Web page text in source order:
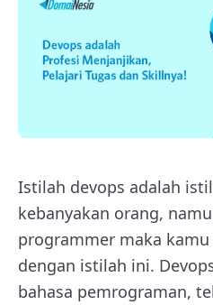
Istilah devops adalah
kebanyakan orang,
programmer maka
dengan istilah ini.
bahasa pemrograman,